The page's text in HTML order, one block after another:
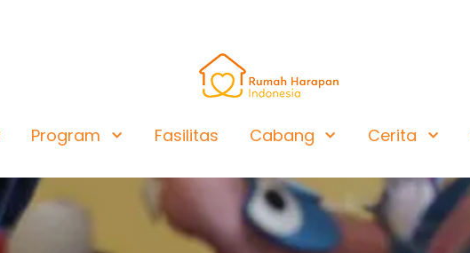
Program Fasilitas Cabang Cerita